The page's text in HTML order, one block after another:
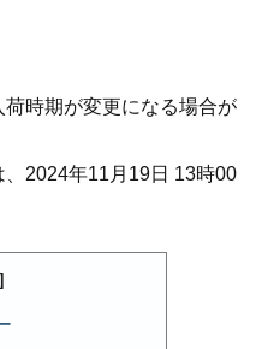
時期が変更になる場合が
2024年11月19日 13時00